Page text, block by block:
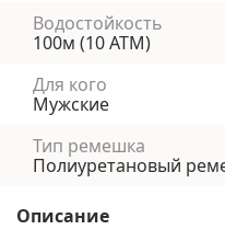
Водостойкость
100м (10 АТМ)
Для кого
Мужские
Тип ремешка
Полиуретановый
Описание